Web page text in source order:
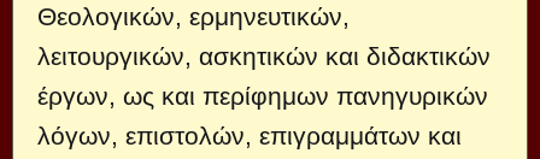
Θεολογικών, ερμηνευτικών,
λειτουργικών, ασκητικών και διδακτικών
έργων, ως και περίφημων πανηγυρικών
λόγων, επιστολών, επιγραμμάτων και